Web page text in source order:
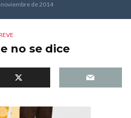
de 2014
no se dice